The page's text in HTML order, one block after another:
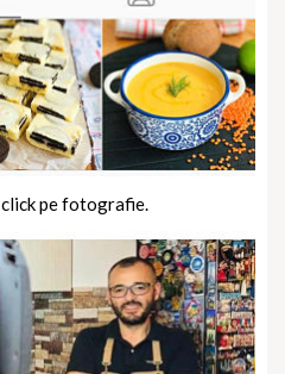
click pe fotografie.